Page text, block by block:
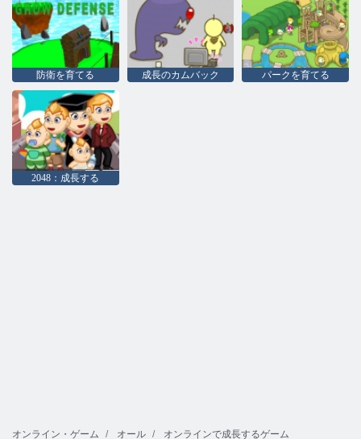
防衛を育てる 成長のカムバック パークを育てる
2048：成長する
オンライン・ゲーム オール オンラインで成長するゲーム